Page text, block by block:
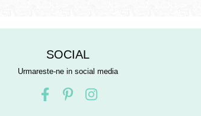
SOCIAL
Urmareste-ne in social media